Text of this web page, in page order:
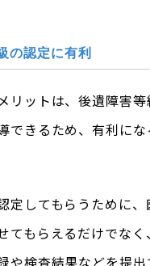
の認定に有利
リットは、後遺障害
できるため、有利に
定してもらうために
てもらえるだけでな
や検査結果などを提出